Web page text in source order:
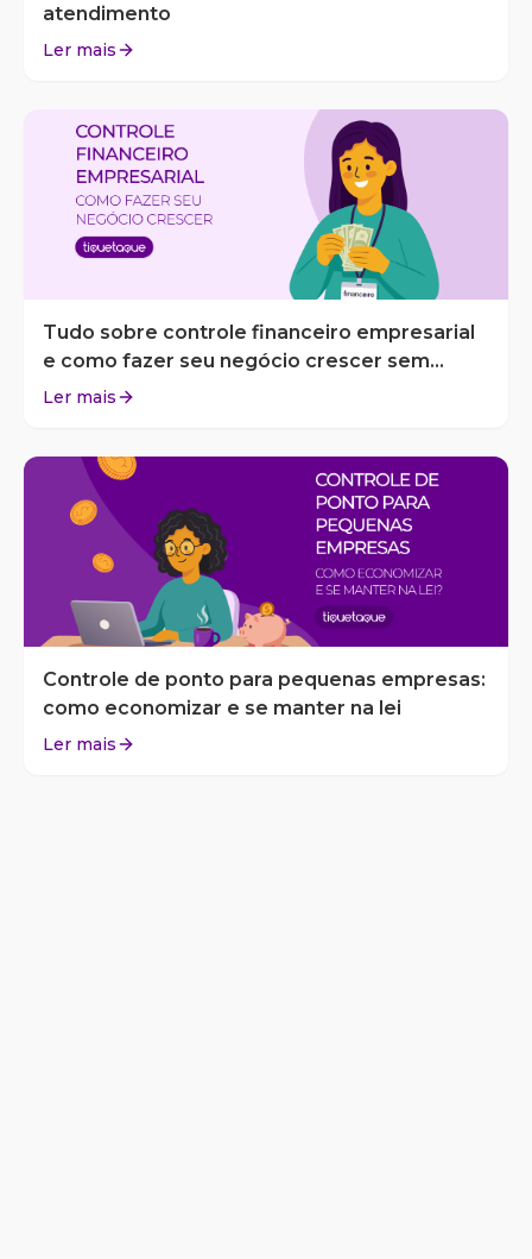
atendimento
Ler mais
Tudo sobre controle financeiro empresarial
e como fazer seu negócio crescer sem
surpresas
Ler mais
Controle de ponto para pequenas empresas:
como economizar e se manter na lei
Ler mais